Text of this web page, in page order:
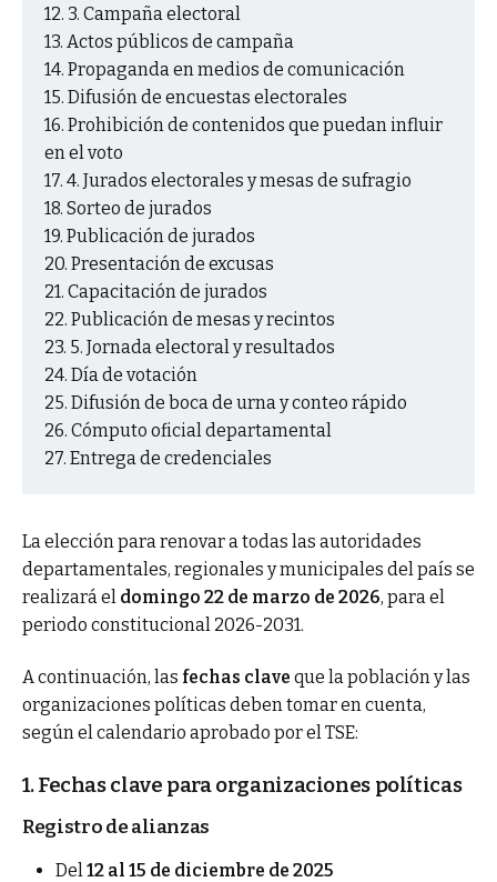
3. Campaña electoral
Actos públicos de campaña
Propaganda en medios de comunicación
Difusión de encuestas electorales
Prohibición de contenidos que puedan influir
en el voto
4. Jurados electorales y mesas de sufragio
Sorteo de jurados
Publicación de jurados
Presentación de excusas
Capacitación de jurados
Publicación de mesas y recintos
5. Jornada electoral y resultados
Día de votación
Difusión de boca de urna y conteo rápido
Cómputo oficial departamental
Entrega de credenciales
La elección para renovar a todas las autoridades
departamentales, regionales y municipales del país se
realizará el domingo 22 de marzo de 2026, para el
periodo constitucional 2026-2031.
A continuación, las fechas clave que la población y las
organizaciones políticas deben tomar en cuenta,
según el calendario aprobado por el TSE:
1. Fechas clave para organizaciones políticas
Registro de alianzas
Del12 al 15 de diciembre de 2025